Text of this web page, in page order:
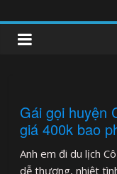
to
content
Gái gọi huyện
giá 400k bao
Anh em đi du lịch
dễ thương, nhiệt